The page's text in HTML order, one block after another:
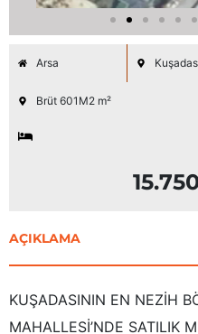
Arsa
Brüt 601M2 m²
AÇIKLAMA
KUŞADASININ EN NEZİH
MAHALLESİ’NDE SATILIK